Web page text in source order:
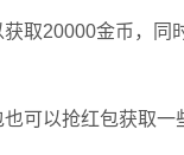
取20000金币，同
可以抢红包获取